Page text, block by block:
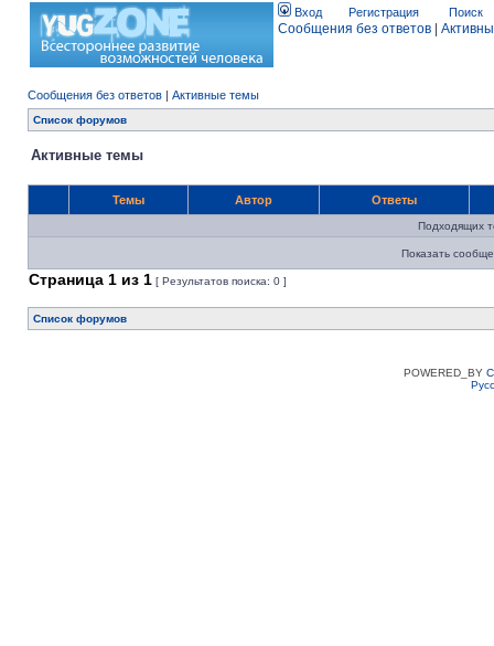
Вход Регистрация Поиск
Сообщения без ответов
Сообщения без ответов | Активные темы
Список форумов
Активные темы
Темы Автор Ответы
Подходящих
Показать
Страница 1 из 1 [ Результатов поиска: 0 ]
Список форумов
POWERED_BY